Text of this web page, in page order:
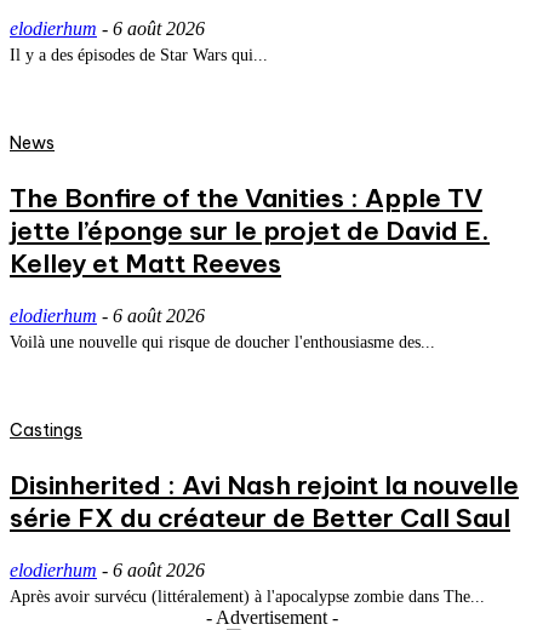
elodierhum - 6 août 2026
Il y a des épisodes de Star Wars qui...
News
The Bonfire of the Vanities : Apple TV
jette l’éponge sur le projet de David E.
Kelley et Matt Reeves
elodierhum - 6 août 2026
Voilà une nouvelle qui risque de doucher l'enthousiasme des...
Castings
Disinherited : Avi Nash rejoint la nouvelle
série FX du créateur de Better Call Saul
elodierhum - 6 août 2026
Après avoir survécu (littéralement) à l'apocalypse zombie dans The...
- Advertisement -